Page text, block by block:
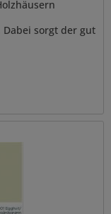
sorgt der gut